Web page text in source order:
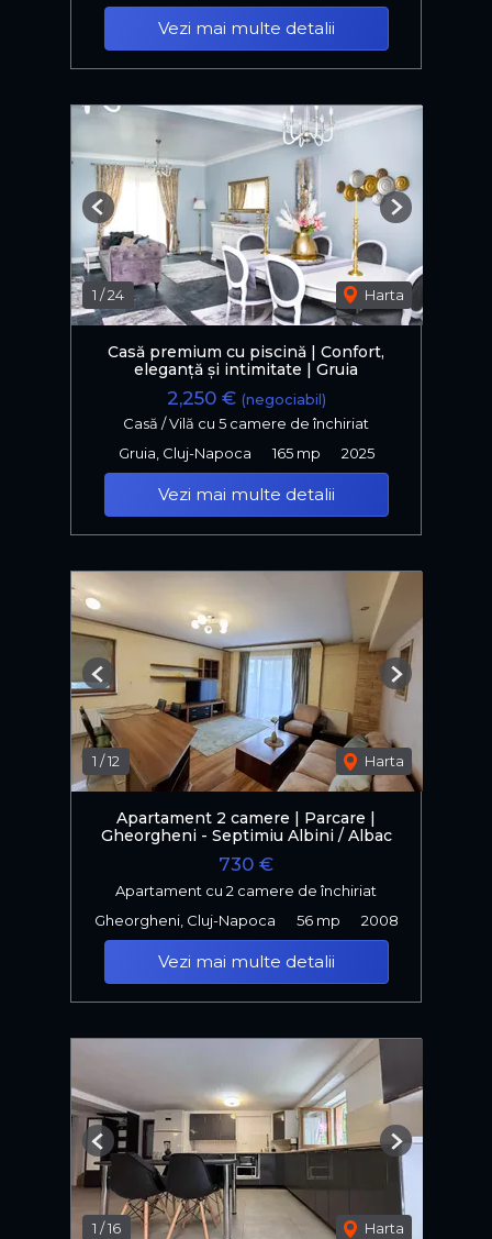
Vezi mai multe detalii
1 /24 Harta
Previous Next
Casă premium cu piscină | Confort,
eleganță și intimitate | Gruia
2,250 € (negociabil)
Casă / Vilă cu 5 camere de închiriat
Gruia, Cluj-Napoca
165 mp 2025
Vezi mai multe detalii
1 /12 Harta
Previous Next
Apartament 2 camere | Parcare |
Gheorgheni - Septimiu Albini / Albac
730 €
Apartament cu 2 camere de închiriat
Gheorgheni, Cluj-Napoca
56 mp 2008
Vezi mai multe detalii
1 /16 Harta
Previous Next